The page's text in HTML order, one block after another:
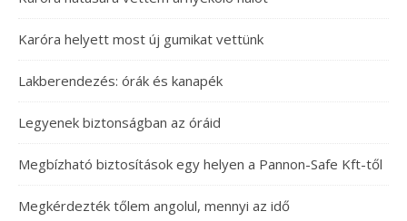
Karóra helyett most új gumikat vettünk
Lakberendezés: órák és kanapék
Legyenek biztonságban az óráid
Megbízható biztosítások egy helyen a Pannon-Safe Kft-től
Megkérdezték tőlem angolul, mennyi az idő